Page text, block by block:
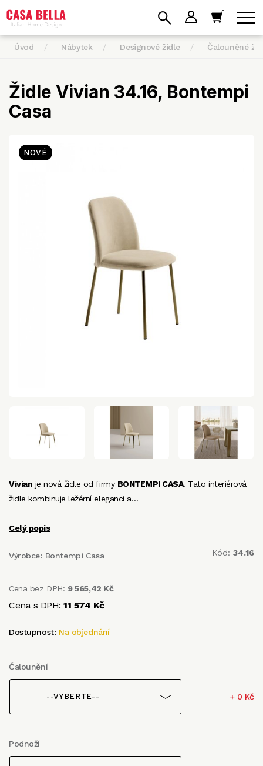
Úvod Nábytek Designové židle Čalouněné
Židle Vivian 34.16, Bontempi
Casa
NOVÉ
Vivian je nová židle od firmy BONTEMPI CASA. Tato interiérová
židle kombinuje ležérní eleganci a…
Celý popis
Výrobce: Bontempi Casa Kód: 34.16
Cena bez DPH: 9 565,42 Kč
Cena s DPH:11 574 Kč
Dostupnost: Na objednání
Čalounění
--VYBERTE-- + 0 Kč
Podnoží